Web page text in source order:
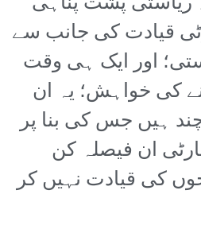
قیادت کی جانب سے
اور ایک ہی وقت
کی خواہش؛ یہ ان
ہیں جس کی بنا پر
ان فیصلہ کن
کی قیادت نہیں کر